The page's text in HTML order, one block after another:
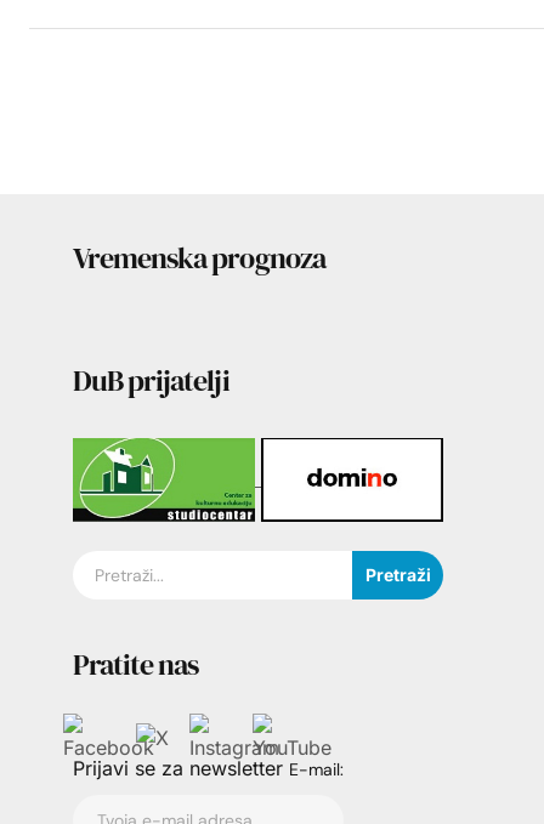
Vremenska prognoza
DuB prijatelji
Pretraži
Pratite nas
Prijavi se za newsletter E-mail: